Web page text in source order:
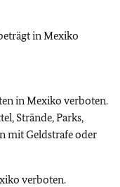
in Mexiko
in Mexiko verboten.
Strände, Parks,
mit Geldstrafe oder
verboten.